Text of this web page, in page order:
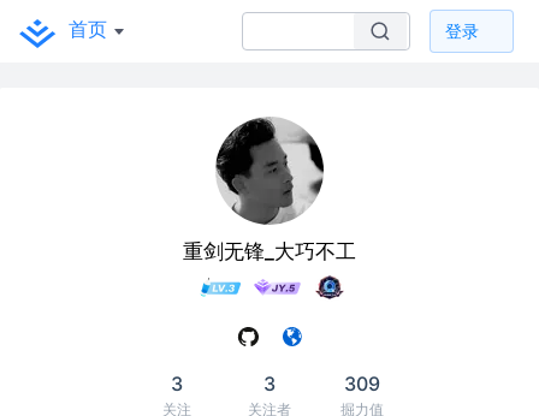
首页 登录
重剑无锋_大巧不工
3
关注
3
关注者
309
掘力值